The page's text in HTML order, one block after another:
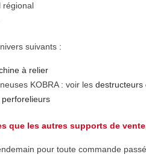
régional
suivants :
à relier
KOBRA : voir lesdestructeurs
perforelieurs
que les autres supports de
pour toute commande